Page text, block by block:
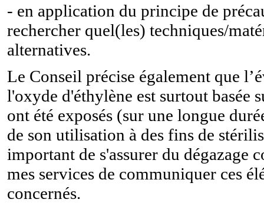
- en application du principe de
rechercher quel(les) techniques/
alternatives.
Le Conseil précise également que
l'oxyde d'éthylène est surtout basée
ont été exposés (sur une longue
de son utilisation à des fins de
important de s'assurer du dégazage
mes services de communiquer ces
concernés.